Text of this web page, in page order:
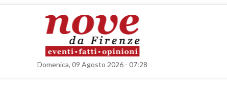
Domenica, 09 Agosto 2026 - 07:28